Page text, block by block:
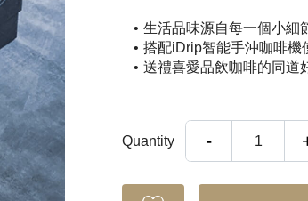
生活品味源自每一個小細
搭配iDrip智能手沖咖啡機
送禮喜愛品飲咖啡的同道
Quantity - 1